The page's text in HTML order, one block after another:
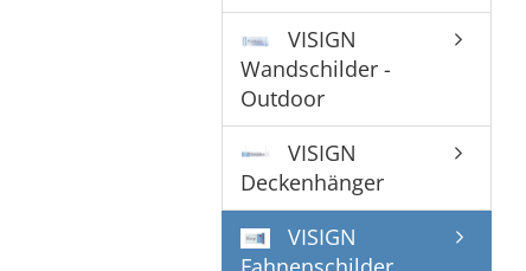
VISIGN
Wandschilder -
Outdoor
VISIGN
Deckenhänger
VISIGN